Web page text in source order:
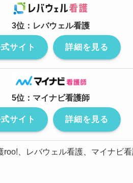
3位：レバウェル看護
サイト 詳細を見る
5位：マイナビ看護師
サイト 詳細を見る
、レバウェル看護、マイナビ